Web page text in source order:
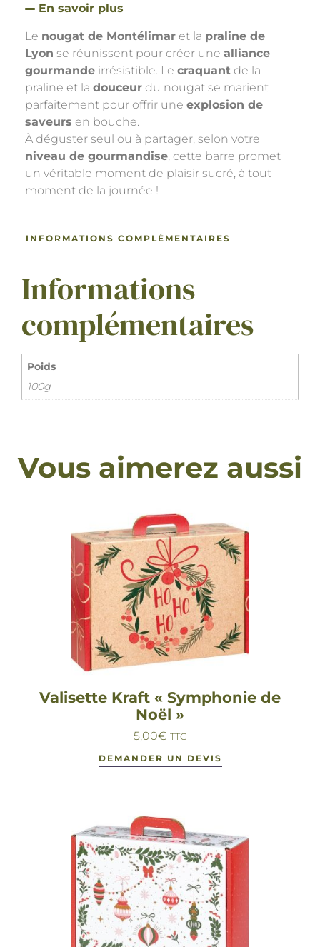
En savoir plus
Le nougat de Montélimar et la praline de
Lyon se réunissent pour créer une alliance
gourmande irrésistible. Le craquant de la
praline et la douceur du nougat se marient
parfaitement pour offrir une explosion de
saveurs en bouche.
À déguster seul ou à partager, selon votre
niveau de gourmandise, cette barre promet
un véritable moment de plaisir sucré, à tout
moment de la journée !
INFORMATIONS COMPLÉMENTAIRES
Informations
complémentaires
Poids
100g
Vous aimerez aussi
Valisette Kraft « Symphonie de
Noël »
5,00€ TTC
DEMANDER UN DEVIS